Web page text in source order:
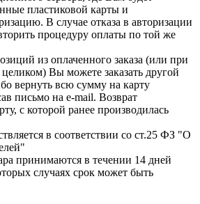
пластиковой карты и
В случае отказа в авторизации
процедуру оплаты по той же
из оплаченного заказа (или при
Вы можете заказать другой
вернуть всю сумму на карту
письмо на e-mail. Возврат
с которой ранее производилась
в соответствии со ст.25 ФЗ "О
принимаются в течении 14 дней
случаях срок может быть